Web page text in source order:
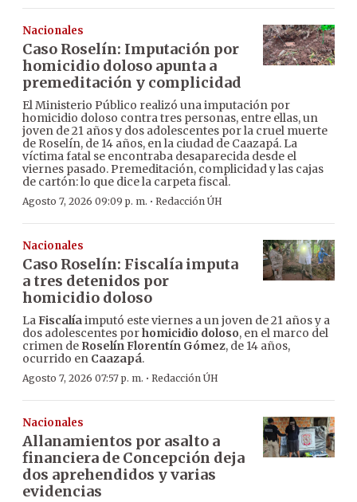
Nacionales
Caso Roselín: Imputación por
homicidio doloso apunta a
premeditación y complicidad
El Ministerio Público realizó una imputación por
homicidio doloso contra tres personas, entre ellas, un
joven de 21 años y dos adolescentes por la cruel muerte
de Roselín, de 14 años, en la ciudad de Caazapá. La
víctima fatal se encontraba desaparecida desde el
viernes pasado. Premeditación, complicidad y las cajas
de cartón: lo que dice la carpeta fiscal.
Agosto 7, 2026 09:09 p. m. · Redacción ÚH
Nacionales
Caso Roselín: Fiscalía imputa
a tres detenidos por
homicidio doloso
LaFiscalíaimputó este viernes a un joven de 21 años y a
dos adolescentes porhomicidio doloso, en el marco del
crimen de Roselín Florentín Gómez, de 14 años,
ocurrido en Caazapá.
Agosto 7, 2026 07:57 p. m. · Redacción ÚH
Nacionales
Allanamientos por asalto a
financiera de Concepción deja
dos aprehendidos y varias
evidencias